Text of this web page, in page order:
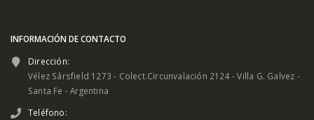
INFORMACIÓN DE CONTACTO
Dirección:
Vélez Sársfield 1273 - Colect.Circunvalación 2124 - Villa G. Galvez -
Santa Fe - Argentina
Teléfono: